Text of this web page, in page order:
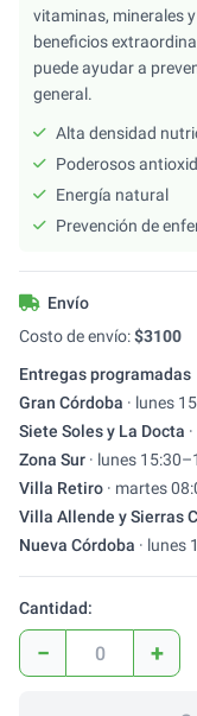
vitaminas, minerales
beneficios
puede ayudar a
general.
Alta densidad
Poderosos
Energía natural
Prevención de
Envío
Costo de envío:$3100
Entregas programadas
Gran Córdoba · lunes
Siete Soles y La Docta ·
Zona Sur · lunes 15:30–
Villa Retiro · martes
Villa Allende y Sierras
Nueva Córdoba · lunes
Cantidad:
− +